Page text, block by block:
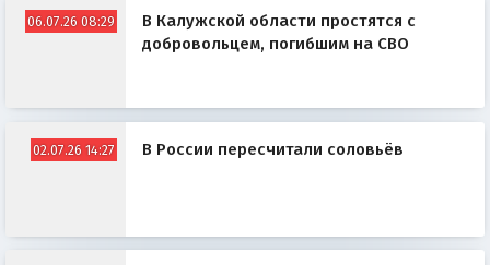
06.07.26 08:29
В Калужской области простятся с
добровольцем, погибшим на СВО
02.07.26 14:27 В России пересчитали соловьёв